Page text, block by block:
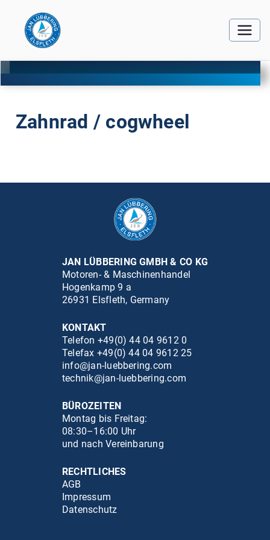
Zahnrad / cogwheel
JAN LÜBBERING GMBH & CO KG
Motoren- & Maschinenhandel
Hogenkamp 9 a
26931 Elsfleth, Germany
KONTAKT
Telefon +49(0) 44 04 9612 0
Telefax +49(0) 44 04 9612 25
info@jan-luebbering.com
technik@jan-luebbering.com
BÜROZEITEN
Montag bis Freitag:
08:30–16:00 Uhr
und nach Vereinbarung
RECHTLICHES
AGB
Impressum
Datenschutz